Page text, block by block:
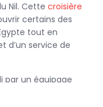
Nil. Cette croisière
certains des
tout en
d’un service de
par un équipage
séjour une